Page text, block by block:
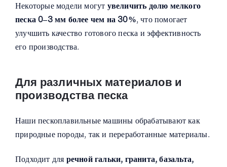
Некоторые модели могут увеличить долю мелкого
песка 0–3 мм более чем на 30%, что помогает
улучшить качество готового песка и эффективность
его производства.
Для различных материалов и
производства песка
Наши пескоплавильные машины обрабатывают как
природные породы, так и переработанные материалы.
Подходит для речной гальки, гранита, базальта,